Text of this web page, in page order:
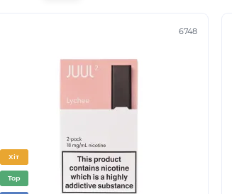
6748
Хіт
Top